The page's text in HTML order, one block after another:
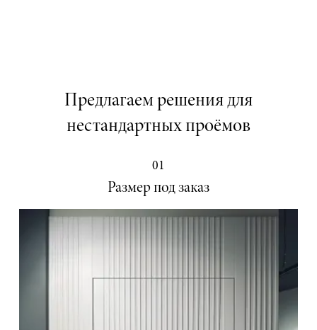
Предлагаем решения для
нестандартных проёмов
01
Размер под заказ